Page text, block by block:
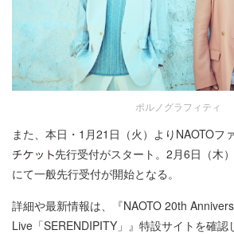
ポルノグラフィティ
また、本日・1月21日（火）よりNAOTOフ
先行受付がスタート。2月6日（木
にて一般先行受付が開始となる。
詳細や最新情報は、『NAOTO 20th
Live「SERENDIPITY」』特設サイトを確認